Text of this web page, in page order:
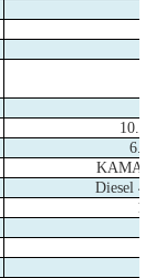
Diesel 4